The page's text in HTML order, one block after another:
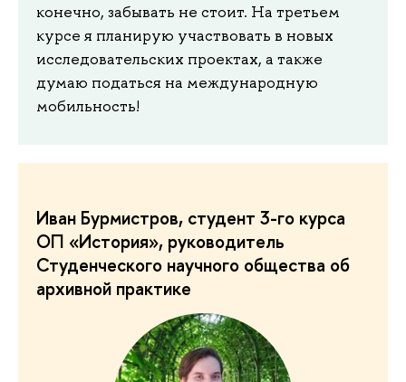
конечно, забывать не стоит. На третьем
курсе я планирую участвовать в новых
исследовательских проектах, а также
думаю податься на международную
мобильность!
Иван Бурмистров, студент 3-го курса
ОП «История», руководитель
Студенческого научного общества об
архивной практике